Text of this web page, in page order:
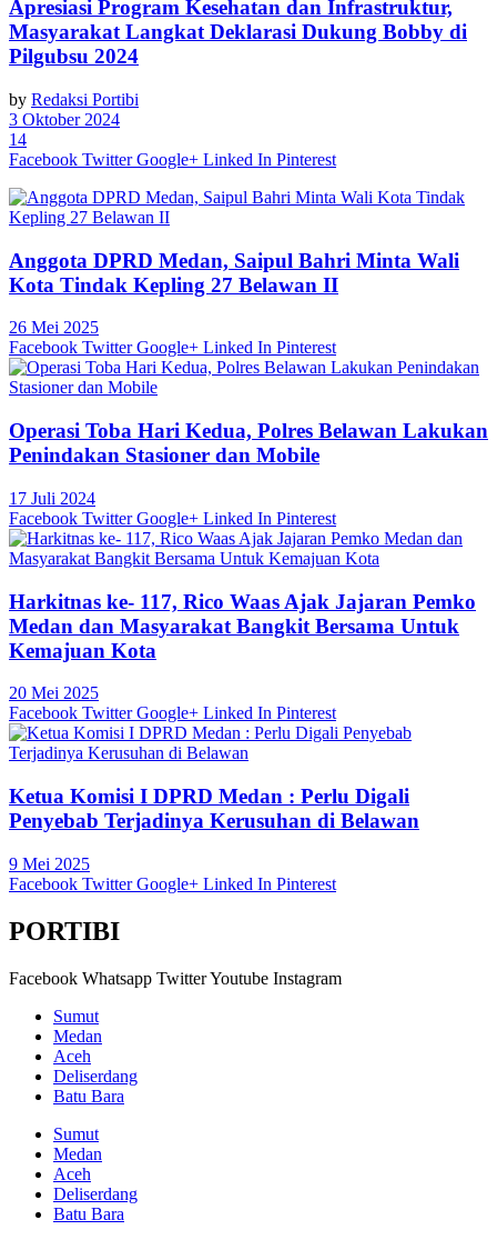
Apresiasi Program Kesehatan dan Infrastruktur,
Masyarakat Langkat Deklarasi Dukung Bobby di
Pilgubsu 2024
by Redaksi Portibi
3 Oktober 2024
14
Facebook Twitter Google+ Linked In Pinterest
Anggota DPRD Medan, Saipul Bahri Minta Wali
Kota Tindak Kepling 27 Belawan II
26 Mei 2025
Facebook Twitter Google+ Linked In Pinterest
Operasi Toba Hari Kedua, Polres Belawan Lakukan
Penindakan Stasioner dan Mobile
17 Juli 2024
Facebook Twitter Google+ Linked In Pinterest
Harkitnas ke- 117, Rico Waas Ajak Jajaran Pemko
Medan dan Masyarakat Bangkit Bersama Untuk
Kemajuan Kota
20 Mei 2025
Facebook Twitter Google+ Linked In Pinterest
Ketua Komisi I DPRD Medan : Perlu Digali
Penyebab Terjadinya Kerusuhan di Belawan
9 Mei 2025
Facebook Twitter Google+ Linked In Pinterest
PORTIBI
Facebook Whatsapp TwitterYoutube Instagram
Sumut
Medan
Aceh
Deliserdang
Batu Bara
Sumut
Medan
Aceh
Deliserdang
Batu Bara